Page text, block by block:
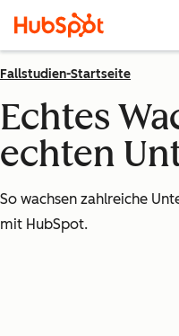
Fallstudien-Startseite
Echtes
echten
So wachsen zahlreiche
mit HubSpot.